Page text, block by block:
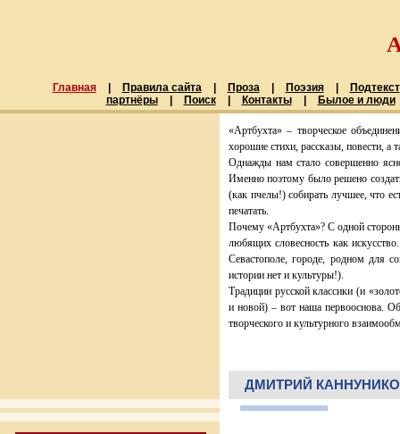
Главная Правила сайта Проза Поэзия
Подтекст
партнёры
Поиск Контакты Былое и люди
«Артбухта» – творческое
хорошие стихи, рассказы, повести, а
Однажды нам стало совершенно
Именно поэтому было решено
(как пчелы!) собирать лучшее, что
печатать.
Почему «Артбухта»? С одной
любящих словесность как
Севастополе, городе, родном для
истории нет и культуры!).
Традиции русской классики (и
и новой) – вот наша первооснова.
творческого и культурного
ДМИТРИЙ